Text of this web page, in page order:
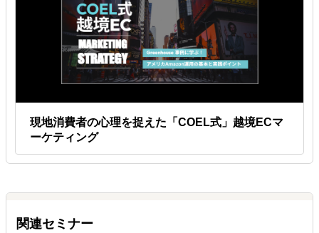
現地消費者の心理を捉えた「COEL式」越境ECマ
ーケティング
関連セミナー